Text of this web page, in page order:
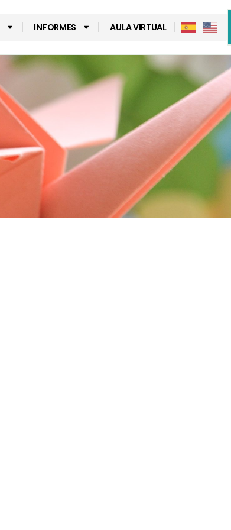
INFORMES AULA VIRTUAL